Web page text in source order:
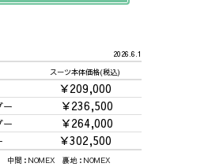
2026.6.1
スーツ本体価格(税込)
￥209,000
ー ￥236,500
ー ￥264,000
￥302,500
中間：NOMEX 裏地：NOMEX